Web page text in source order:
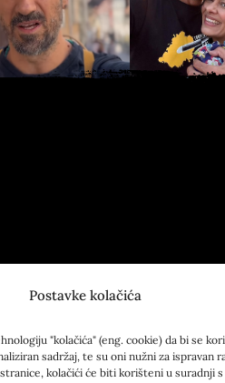
Postavke kolačića
"kolačića" (eng. cookie) da bi se
sadržaj, te su oni nužni za ispravan
kolačići će biti korišteni u suradnji s